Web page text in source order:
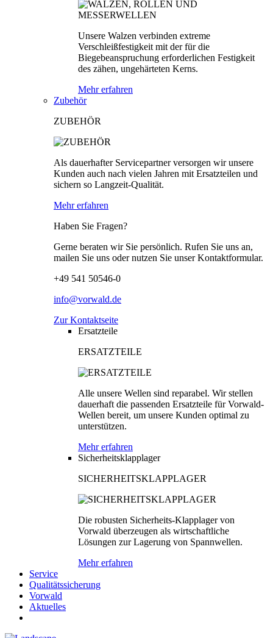
Unsere Walzen verbinden extreme
Verschleißfestigkeit mit der für die
Biegebeanspruchung erforderlichen Festigkeit
des zähen, ungehärteten Kerns.
Mehr erfahren
Zubehör
ZUBEHÖR
Als dauerhafter Servicepartner versorgen wir unsere
Kunden auch nach vielen Jahren mit Ersatzteilen und
sichern so Langzeit-Qualität.
Mehr erfahren
Haben Sie Fragen?
Gerne beraten wir Sie persönlich. Rufen Sie uns an,
mailen Sie uns oder nutzen Sie unser Kontaktformular.
+49 541 50546-0
info@vorwald.de
Zur Kontaktseite
Ersatzteile
ERSATZTEILE
Alle unsere Wellen sind reparabel. Wir stellen
dauerhaft die passenden Ersatzteile für Vorwald-
Wellen bereit, um unsere Kunden optimal zu
unterstützen.
Mehr erfahren
Sicherheitsklapplager
SICHERHEITSKLAPPLAGER
Die robusten Sicherheits-Klapplager von
Vorwald überzeugen als wirtschaftliche
Lösungen zur Lagerung von Spannwellen.
Mehr erfahren
Service
Qualitätssicherung
Vorwald
Aktuelles